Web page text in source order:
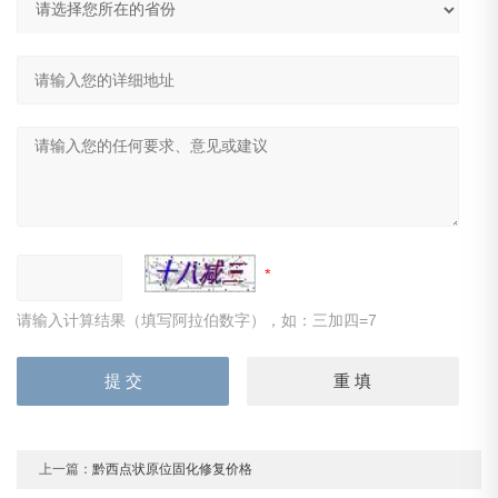
请输入计算结果（填写阿拉伯数字），如：三加四=7
上一篇：黔西点状原位固化修复价格